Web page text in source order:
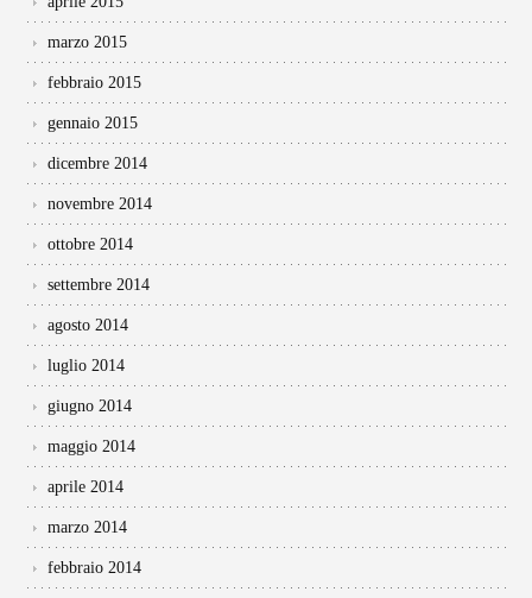
marzo 2015
febbraio 2015
gennaio 2015
dicembre 2014
novembre 2014
ottobre 2014
settembre 2014
agosto 2014
luglio 2014
giugno 2014
maggio 2014
aprile 2014
marzo 2014
febbraio 2014